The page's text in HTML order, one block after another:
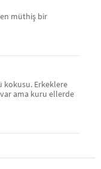
müthiş bir
kokusu. Erkeklere
ama kuru ellerde